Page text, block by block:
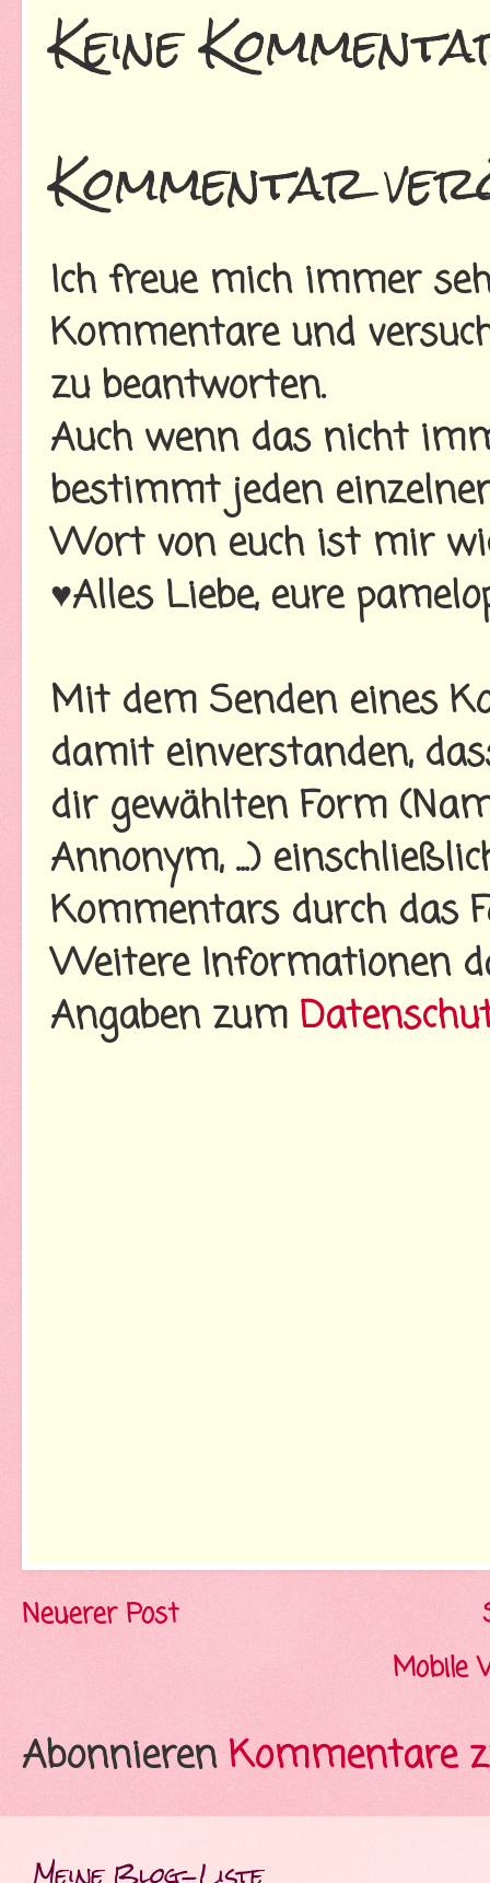
Keine
Kommentar
Ich freue mich immer
Kommentare und
zu beantworten.
Auch wenn das nicht
bestimmt jeden
Wort von euch ist mir
♥Alles Liebe, eure
Mit dem Senden eines
damit einverstanden,
dir gewählten Form
Annonym, ...)
Kommentars durch das
Weitere Informationen
Angaben zum
Neuerer Post
Mobile
Abonnieren Kommentare